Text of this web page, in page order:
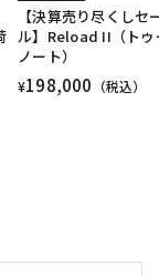
【決算売り尽くしセ
ル】Reload II（トゥ
ノート）
¥198,000 （税込）